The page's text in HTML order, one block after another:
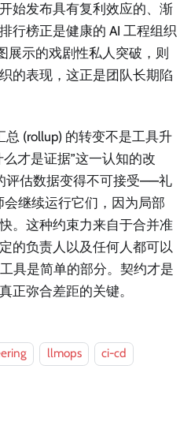
始发布具有复利效应的、渐
行榜正是健康的 AI 工程组织
展示的戏剧性私人突破，则
的表现，这正是团队长期陷
总 (rollup) 的转变不是工具升
才是证据”这一认知的改
评估数据变得不可接受——礼
继续运行它们，因为局部
。这种约束力来自于合并准
的负责人以及任何人都可以
具是简单的部分。契约才是
正弥合差距的关键。
llmops
ci-cd